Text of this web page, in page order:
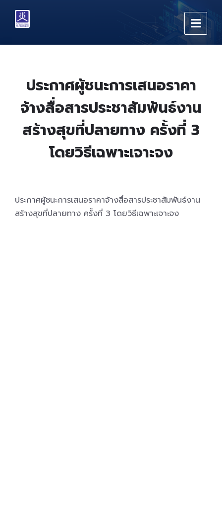
content
main
footer
ประกาศผู้ชนะการเสนอราคา
จ้างสื่อสารประชาสัมพันธ์งาน
สร้างสุขที่ปลายทาง ครั้งที่ 3
โดยวิธีเฉพาะเจาะจง
ประกาศผู้ชนะการเสนอราคาจ้างสื่อสารประชาสัมพันธ์งาน
สร้างสุขที่ปลายทาง ครั้งที่ 3 โดยวิธีเฉพาะเจาะจง